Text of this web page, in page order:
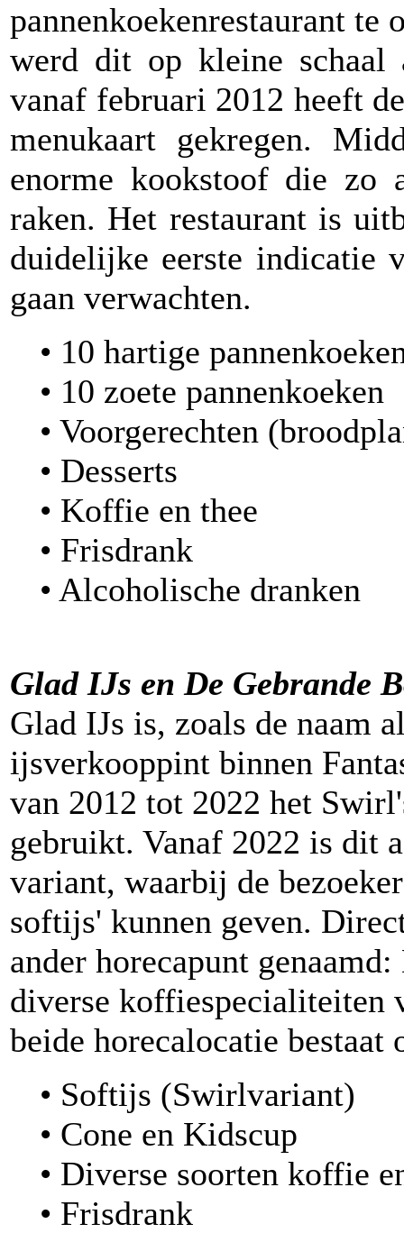
pannenkoekenrestaurant
werd dit op kleine schaal
vanaf februari 2012 heeft
menukaart gekregen.
enorme kookstoof die
raken. Het restaurant is
duidelijke eerste indicatie
gaan verwachten.
• 10 hartige
• 10 zoete pannenkoeken
• Voorgerechten
• Desserts
• Koffie en thee
• Frisdrank
• Alcoholische dranken
Glad IJs en De Gebrande
Glad IJs is, zoals de naam
ijsverkooppint binnen
van 2012 tot 2022 het
gebruikt. Vanaf 2022 is dit
variant, waarbij de
softijs' kunnen geven.
ander horecapunt
diverse koffiespecialiteiten
beide horecalocatie bestaat
• Softijs (Swirlvariant)
• Cone en Kidscup
• Diverse soorten koffie
• Frisdrank